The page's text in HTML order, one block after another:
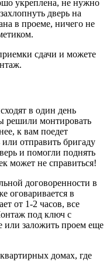
укреплена, не нужно
дверь на
в проеме, ничего не
сдачи и можете
в один день
решили монтировать
к вам поедет
отправить бригаду
и помогли поднять
может не справиться!
договоренности в
оговаривается в
от 1-2 часов, все
под ключ с
или заложить проем еще
домах, где